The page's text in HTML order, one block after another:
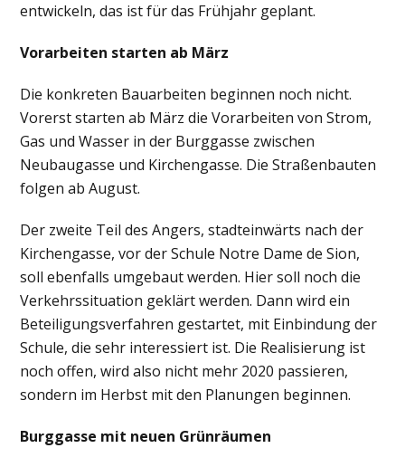
entwickeln, das ist für das Frühjahr geplant.
Vorarbeiten starten ab März
Die konkreten Bauarbeiten beginnen noch nicht.
Vorerst starten ab März die Vorarbeiten von Strom,
Gas und Wasser in der Burggasse zwischen
Neubaugasse und Kirchengasse. Die Straßenbauten
folgen ab August.
Der zweite Teil des Angers, stadteinwärts nach der
Kirchengasse, vor der Schule Notre Dame de Sion,
soll ebenfalls umgebaut werden. Hier soll noch die
Verkehrssituation geklärt werden. Dann wird ein
Beteiligungsverfahren gestartet, mit Einbindung der
Schule, die sehr interessiert ist. Die Realisierung ist
noch offen, wird also nicht mehr 2020 passieren,
sondern im Herbst mit den Planungen beginnen.
Burggasse mit neuen Grünräumen